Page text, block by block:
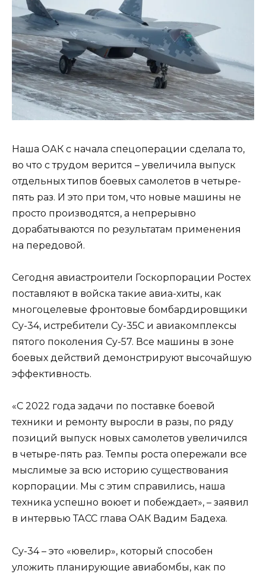
Наша ОАК с начала спецоперации сделала то,
во что с трудом верится – увеличила выпуск
отдельных типов боевых самолетов в четыре-
пять раз. И это при том, что новые машины не
просто производятся, а непрерывно
дорабатываются по результатам применения
на передовой.
Сегодня авиастроители Госкорпорации Ростех
поставляют в войска такие авиа-хиты, как
многоцелевые фронтовые бомбардировщики
Су-34, истребители Су-35С и авиакомплексы
пятого поколения Су-57. Все машины в зоне
боевых действий демонстрируют высочайшую
эффективность.
«С 2022 года задачи по поставке боевой
техники и ремонту выросли в разы, по ряду
позиций выпуск новых самолетов увеличился
в четыре-пять раз. Темпы роста опережали все
мыслимые за всю историю существования
корпорации. Мы с этим справились, наша
техника успешно воюет и побеждает», – заявил
в интервью ТАСС глава ОАК Вадим Бадеха.
Су-34 – это «ювелир», который способен
уложить планирующие авиабомбы, как по